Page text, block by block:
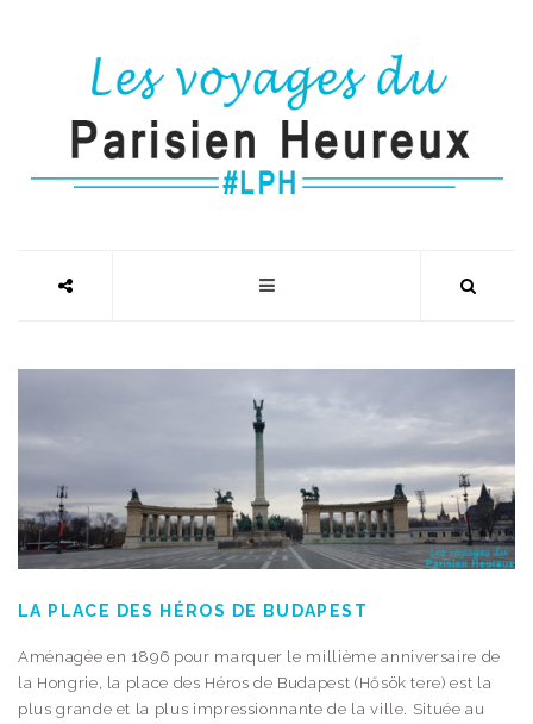
LA PLACE DES HÉROS DE BUDAPEST
Aménagée en 1896 pour marquer le millième anniversaire de
la Hongrie, la place des Héros de Budapest (Hősök tere) est la
plus grande et la plus impressionnante de la ville. Située au